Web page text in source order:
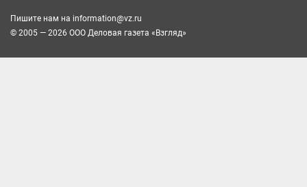
Пишите нам на information@vz.ru
© 2005 — 2026 ООО Деловая газета «Взгляд»